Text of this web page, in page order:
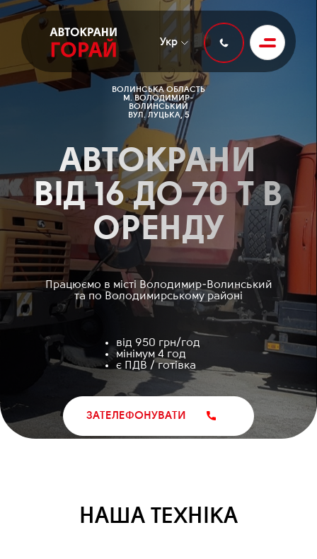
Укр
ВОЛИНСЬКА ОБЛАСТЬ
М. ВОЛОДИМИР-
ВОЛИНСЬКИЙ
ВУЛ. ЛУЦЬКА, 5
АВТОКРАНИ
ВІД 16 ДО 70 Т В
ОРЕНДУ
Працюємо в місті Володимир-Волинський
та по Володимирському районі
від 950 грн/год
мінімум 4 год
є ПДВ / готівка
ЗАТЕЛЕФОНУВАТИ
НАША ТЕХНІКА